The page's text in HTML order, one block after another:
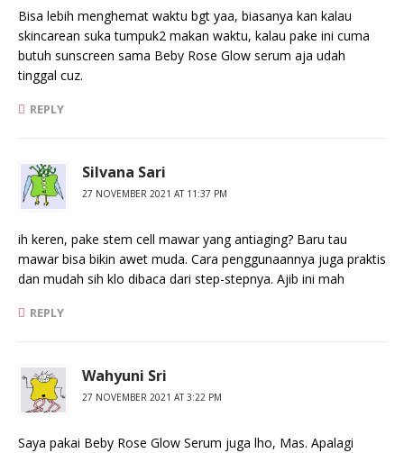
Bisa lebih menghemat waktu bgt yaa, biasanya kan kalau
skincarean suka tumpuk2 makan waktu, kalau pake ini cuma
butuh sunscreen sama Beby Rose Glow serum aja udah
tinggal cuz.
REPLY
Silvana Sari
27 NOVEMBER 2021 AT 11:37 PM
ih keren, pake stem cell mawar yang antiaging? Baru tau
mawar bisa bikin awet muda. Cara penggunaannya juga praktis
dan mudah sih klo dibaca dari step-stepnya. Ajib ini mah
REPLY
Wahyuni Sri
27 NOVEMBER 2021 AT 3:22 PM
Saya pakai Beby Rose Glow Serum juga lho, Mas. Apalagi